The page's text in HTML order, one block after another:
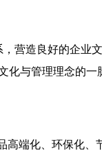
营造良好的企业
与管理理念的
端化、环保化、